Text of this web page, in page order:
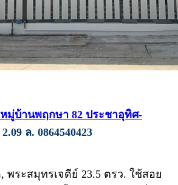
มู่บ้านพฤกษา 82 ประชาอุทิศ-
ล. 0864540423
พระสมุทรเจดีย์ 23.5 ตรว. ใช้สอย